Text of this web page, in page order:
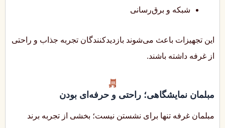
شبکه و برق‌رسانی
این تجهیزات باعث می‌شوند بازدیدکنندگان تجربه جذاب و راحتی
از غرفه داشته باشند.
مبلمان نمایشگاهی؛ راحتی و حرفه‌ای بودن
مبلمان غرفه تنها برای نشستن نیست؛ بخشی از تجربه برند